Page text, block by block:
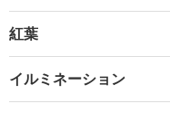
紅葉
イルミネーション